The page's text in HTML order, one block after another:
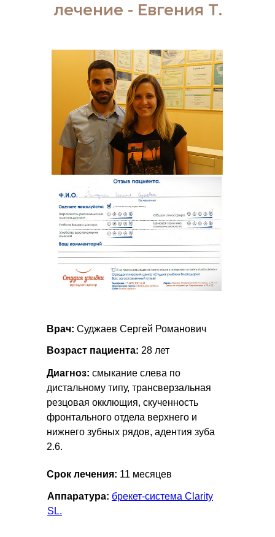
лечение - Евгения Т.
Врач: Суджаев Сергей Романович
Возраст пациента: 28 лет
Диагноз: смыкание слева по
дистальному типу, трансверзальная
резцовая окклющия, скученность
фронтального отдела верхнего и
нижнего зубных рядов, адентия зуба
2.6.
Срок лечения: 11 месяцев
Аппаратура: брекет-система Clarity
SL.